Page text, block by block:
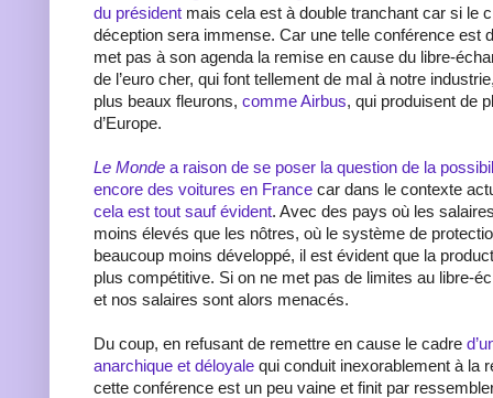
du président mais cela est à double tranchant car si le
déception sera immense. Car une telle conférence est
met pas à son agenda la remise en cause du libre-
de l’euro cher, qui font tellement de mal à notre
plus beaux fleurons, comme Airbus, qui produisent de
d’Europe.
Le Monde a raison de se poser la question de la
encore des voitures en France car dans le contexte
cela est tout sauf évident. Avec des pays où les
moins élevés que les nôtres, où le système de
beaucoup moins développé, il est évident que la
plus compétitive. Si on ne met pas de limites au libre-
et nos salaires sont alors menacés.
Du coup, en refusant de remettre en cause le cadre
anarchique et déloyale qui conduit inexorablement à la
cette conférence est un peu vaine et finit par